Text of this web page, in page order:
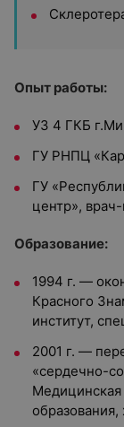
Опыт работы:
УЗ 4 ГКБ
ГУ РНПЦ
ГУ
центр»,
Образование:
1994 г. —
Красного
институт,
2001 г. —
«сердечно-
образования,